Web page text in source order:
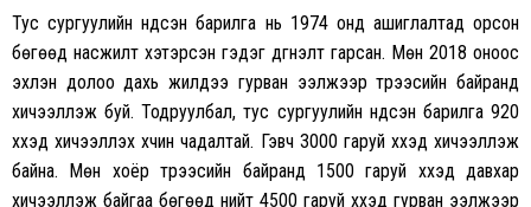
Тус сургуулийн үндсэн барилга нь 1974 онд ашиглалтад орсон
бөгөөд насжилт хэтэрсэн гэдэг дүгнэлт гарсан. Мөн 2018 оноос
эхлэн долоо дахь жилдээ гурван ээлжээр түрээсийн байранд
хичээллэж буй. Тодруулбал, тус сургуулийн үндсэн барилга 920
хүүхэд хичээллэх хүчин чадалтай. Гэвч 3000 гаруй хүүхэд хичээллэж
байна. Мөн хоёр түрээсийн байранд 1500 гаруй хүүхэд давхар
хичээллэж байгаа бөгөөд нийт 4500 гаруй хүүхэд гурван ээлжээр